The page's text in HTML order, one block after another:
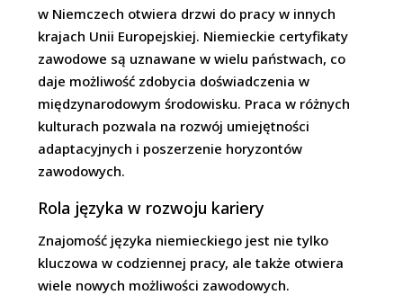
w Niemczech otwiera drzwi do pracy w innych
krajach Unii Europejskiej. Niemieckie certyfikaty
zawodowe są uznawane w wielu państwach, co
daje możliwość zdobycia doświadczenia w
międzynarodowym środowisku. Praca w różnych
kulturach pozwala na rozwój umiejętności
adaptacyjnych i poszerzenie horyzontów
zawodowych.
Rola języka w rozwoju kariery
Znajomość języka niemieckiego jest nie tylko
kluczowa w codziennej pracy, ale także otwiera
wiele nowych możliwości zawodowych.